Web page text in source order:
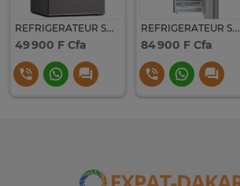
REFRIGERATEUR SMART TECHNOLOGY MINI BAR 50LITRES GRIS STR67H
49 900 F Cfa
REFRIGERATEUR SMART TECHNOLOGY BAR GRIS
84 900 F Cfa